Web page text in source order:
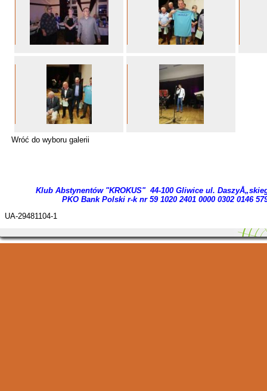
Wróć do wyboru galerii
Klub Abstynentów "KROKUS" 44-100 Gliwice ul.
PKO Bank Polski r-k nr 59 1020 2401 0000 0302 0146
UA-29481104-1